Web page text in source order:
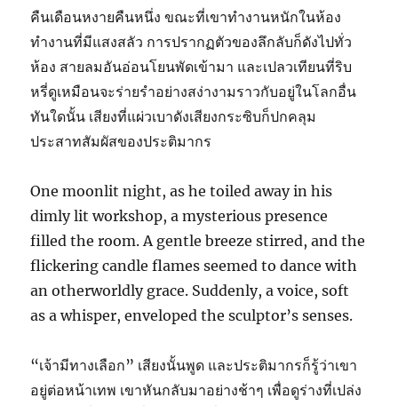
คืนเดือนหงายคืนหนึ่ง ขณะที่เขาทำงานหนักในห้อง
ทำงานที่มีแสงสลัว การปรากฏตัวของลึกลับก็ดังไปทั่ว
ห้อง สายลมอันอ่อนโยนพัดเข้ามา และเปลวเทียนที่ริบ
หรี่ดูเหมือนจะร่ายรำอย่างสง่างามราวกับอยู่ในโลกอื่น
ทันใดนั้น เสียงที่แผ่วเบาดังเสียงกระซิบก็ปกคลุม
ประสาทสัมผัสของประติมากร
One moonlit night, as he toiled away in his
dimly lit workshop, a mysterious presence
filled the room. A gentle breeze stirred, and the
flickering candle flames seemed to dance with
an otherworldly grace. Suddenly, a voice, soft
as a whisper, enveloped the sculptor’s senses.
“เจ้ามีทางเลือก” เสียงนั้นพูด และประติมากรก็รู้ว่าเขา
อยู่ต่อหน้าเทพ เขาหันกลับมาอย่างช้าๆ เพื่อดูร่างที่เปล่ง